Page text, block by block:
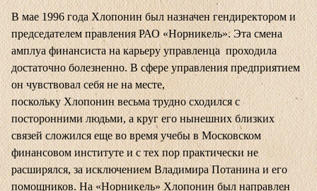
В мае 1996 года Хлопонин был назначен гендиректором и
председателем правления РАО «Норникель». Эта смена
амплуа финансиста на карьеру управленца проходила
достаточно болезненно. В сфере управления предприятием
он чувствовал себя не на месте,
поскольку Хлопонин весьма трудно сходился с
посторонними людьми, а круг его нынешних близких
связей сложился еще во время учебы в Московском
финансовом институте и с тех пор практически не
расширялся, за исключением Владимира Потанина и его
помощников. На «Норникель» Хлопонин был направлен